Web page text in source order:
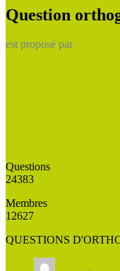
Question
est proposé par
Questions
24383
Membres
12627
QUESTIONS